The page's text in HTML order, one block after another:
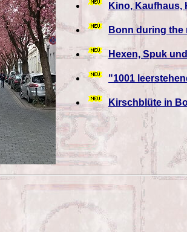
Kino, Kaufhaus,
Bonn during the
Hexen, Spuk
"1001
Kirschblüte in